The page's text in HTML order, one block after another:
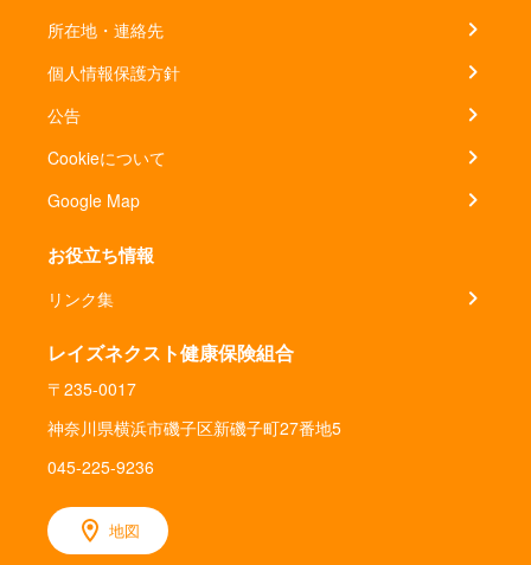
所在地・連絡先
個人情報保護方針
公告
Cookieについて
Google Map
お役立ち情報
リンク集
レイズネクスト健康保険組合
〒235-0017
神奈川県横浜市磯子区新磯子町27番地5
045-225-9236
地図